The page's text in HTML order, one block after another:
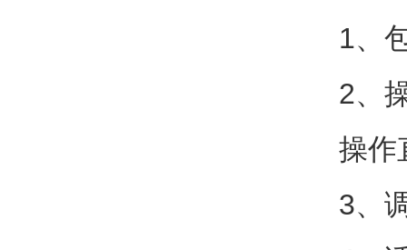
1、
2、
操作
3、